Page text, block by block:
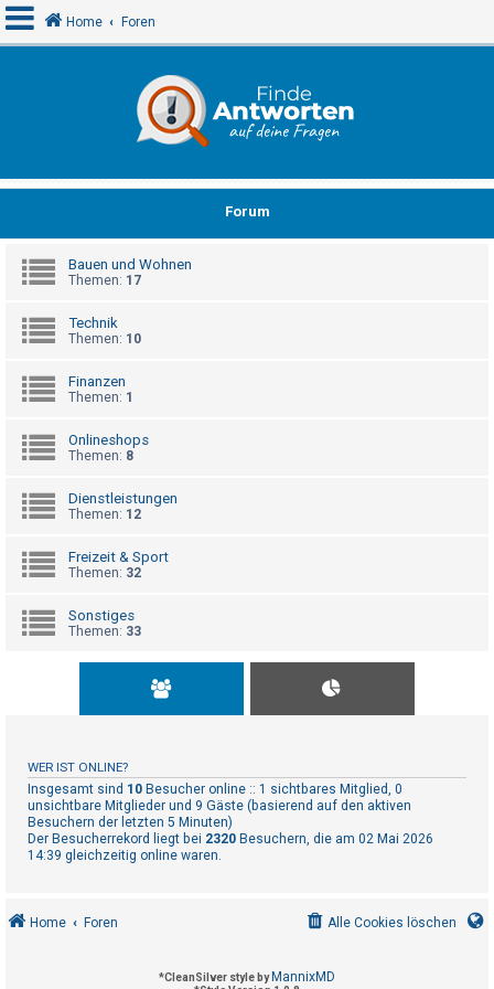
e
e
R
e
g
i
t
i
r
e
n
b
e
a
w
Home Foren
Forum
Bauen und Wohnen
Themen: 17
Technik
Themen: 10
Finanzen
Themen: 1
Onlineshops
Themen: 8
Dienstleistungen
Themen: 12
Freizeit & Sport
Themen: 32
Sonstiges
Themen: 33
WER IST ONLINE?
Insgesamt sind 10 Besucher online :: 1 sichtbares Mitglied, 0
unsichtbare Mitglieder und 9 Gäste (basierend auf den aktiven
Besuchern der letzten 5 Minuten)
Der Besucherrekord liegt bei 2320 Besuchern, die am 02 Mai 2026
14:39 gleichzeitig online waren.
Home Foren Alle Cookies löschen
*CleanSilver style by MannixMD